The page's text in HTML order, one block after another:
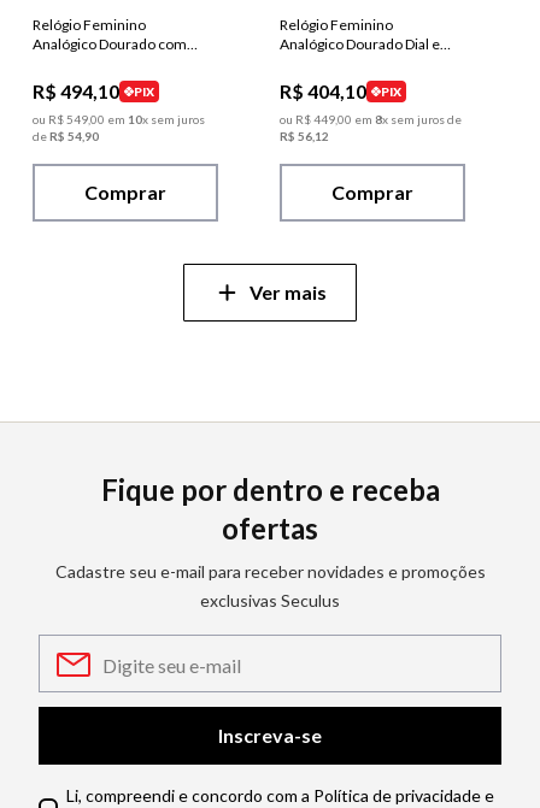
Relógio Feminino
Analógico Dourado com
R$ 494,10
PIX
ou R$ 54900 em 10x sem juros
deR$ 54 90
Comprar
Relógio Feminino
Analógico Dourado Dial em
R$ 404,10
PIX
ou R$44900 em 8x sem juros de
R$ 56 12
Comprar
Fique por dentro e receba
ofertas
Cadastre seu e-mail para receber novidades e promoções
exclusivas Seculus
Inscreva-se
Li, compreendi e concordo com a Política de privacidade e